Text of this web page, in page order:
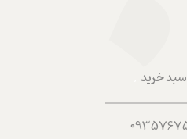
سبد خرید